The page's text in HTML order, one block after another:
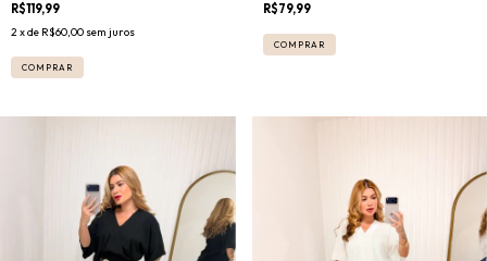
R$119,99
2x de R$60,00 sem juros
COMPRAR
R$79,99
COMPRAR